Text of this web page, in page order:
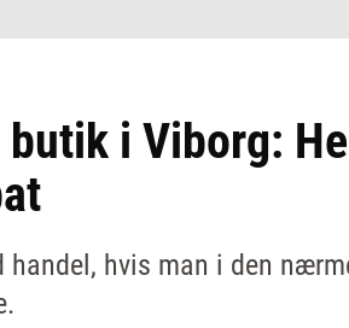
i Viborg:
handel, hvis man i den